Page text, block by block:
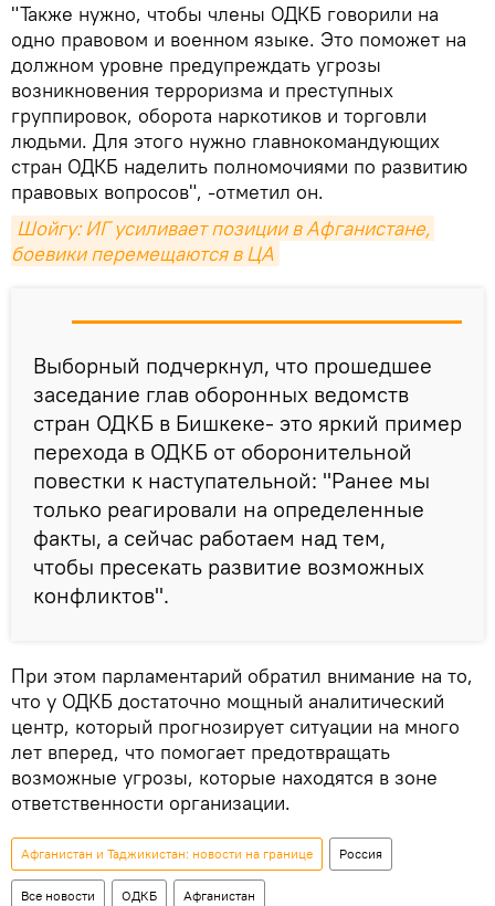
"Также нужно, чтобы члены ОДКБ говорили на
одно правовом и военном языке. Это поможет на
должном уровне предупреждать угрозы
возникновения терроризма и преступных
группировок, оборота наркотиков и торговли
людьми. Для этого нужно главнокомандующих
стран ОДКБ наделить полномочиями по развитию
правовых вопросов", -отметил он.
Шойгу: ИГ усиливает позиции в Афганистане,
боевики перемещаются в ЦА
Выборный подчеркнул, что прошедшее
заседание глав оборонных ведомств
стран ОДКБ в Бишкеке- это яркий пример
перехода в ОДКБ от оборонительной
повестки к наступательной: "Ранее мы
только реагировали на определенные
факты, а сейчас работаем над тем,
чтобы пресекать развитие возможных
конфликтов".
При этом парламентарий обратил внимание на то,
что у ОДКБ достаточно мощный аналитический
центр, который прогнозирует ситуации на много
лет вперед, что помогает предотвращать
возможные угрозы, которые находятся в зоне
ответственности организации.
Афганистан и Таджикистан: новости на границе Россия
Все новости ОДКБ Афганистан